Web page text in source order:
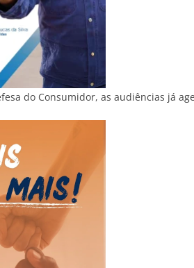
do Consumidor, as audiências já